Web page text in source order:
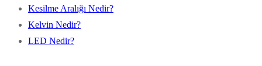
Kesilme Aralığı Nedir?
Kelvin Nedir?
LED Nedir?